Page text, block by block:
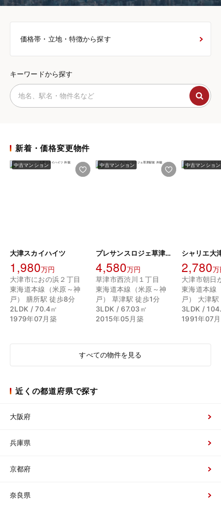
価格帯・立地・特徴から探す
キーワードから探す
新着・価格変更物件
中古マンション
大津スカイハイツ
1,980万円
大津市におの浜２丁目
東海道本線（米原～神
戸） 膳所駅 徒歩8分
2LDK / 70.4㎡
1979年07月築
中古マンション
プレサンスロジェ草津駅前
4,580万円
草津市西渋川１丁目
東海道本線（米原～神
戸） 草津駅 徒歩1分
3LDK / 67.03㎡
2015年05月築
中古マンション
シャリエ大
2,780万
大津市朝日
東海道本線
戸） 大津
3LDK /
1991年07
すべての物件を見る
近くの都道府県で探す
大阪府
兵庫県
京都府
奈良県